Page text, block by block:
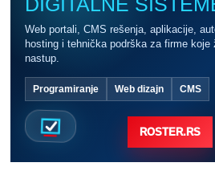
Web portali, CMS rešenja, aplikacije,
hosting i tehnička podrška za firme
nastup.
Programiranje Web dizajn CMS
ROSTER.RS